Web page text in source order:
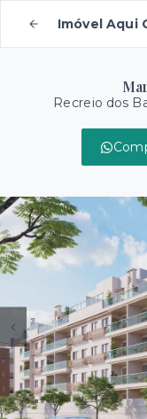
Imóvel Aqui
Recreio dos